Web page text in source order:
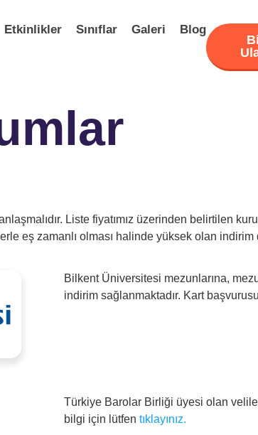
Etkinlikler Sınıflar Galeri Blog
Liste fiyatımız üzerinden belirtilen
eş zamanlı olması halinde yüksek olan indirim
Bilkent Üniversitesi mezunlarına,
indirim sağlanmaktadır. Kart
Türkiye Barolar Birliği üyesi olan
bilgi için lütfen tıklayınız.